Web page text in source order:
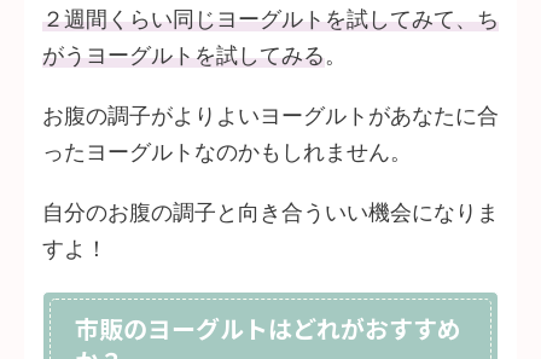
２週間くらい同じヨーグルトを試してみて、ち
がうヨーグルトを試してみる。
お腹の調子がよりよいヨーグルトがあなたに合
ったヨーグルトなのかもしれません。
自分のお腹の調子と向き合ういい機会になりま
すよ！
市販のヨーグルトはどれがおすすめ